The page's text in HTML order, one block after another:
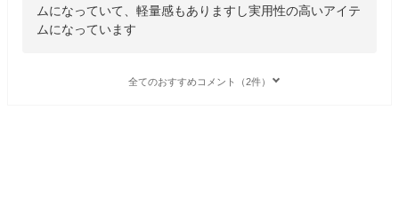
ムになっていて、軽量感もありますし実用性の高いアイテ
ムになっています
全てのおすすめコメント（2件）